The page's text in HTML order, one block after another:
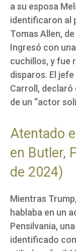
a su esposa
identificaron al
Tomas Allen,
Ingresó con
cuchillos, y fue
disparos. El
Carroll, declaró
de un “actor
Atentado
en Butler,
de 2024)
Mientras
hablaba en un
Pensilvania,
identificado